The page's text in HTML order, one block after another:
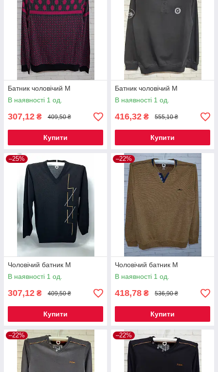
Батник чоловічий M
В наявності 1 од.
307,12 ₴ 409,50 ₴
Купити
Батник чоловічий M
В наявності 1 од.
416,32 ₴ 555,10 ₴
Купити
–25%
Чоловічий батник М
В наявності 1 од.
307,12 ₴ 409,50 ₴
Купити
–22%
Чоловічий батник M
В наявності 1 од.
418,78 ₴ 536,90 ₴
Купити
–22% –22%